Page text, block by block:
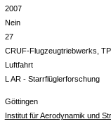
2007
Nein
27
CRUF-Flugzeugtriebwerks,
Luftfahrt
L AR - Starrflüglerforschung
Göttingen
Institut für Aerodynamik und